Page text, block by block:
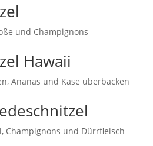
und Champignons
Hawaii
Ananas und Käse überbacken
Champignons und Dürrfleisch